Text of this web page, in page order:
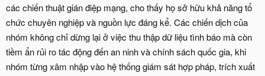
các chiến thuật gián điệp mạng, cho thấy họ sở hữu khả năng tổ
chức chuyên nghiệp và nguồn lực đáng kể. Các chiến dịch của
nhóm không chỉ dừng lại ở việc thu thập dữ liệu tình báo mà còn
tiềm ẩn rủi ro tác động đến an ninh và chính sách quốc gia, khi
nhóm từng xâm nhập vào hệ thống giám sát hợp pháp, trích xuất